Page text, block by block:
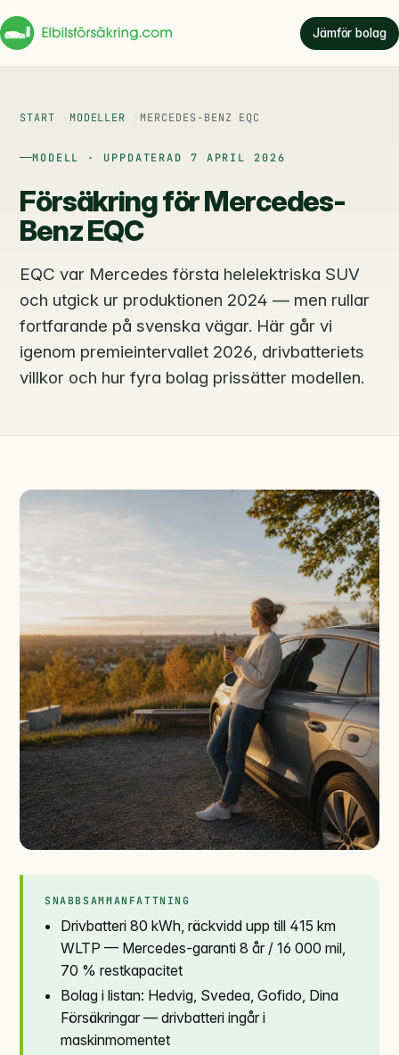
Jämför bolag
START MODELLER MERCEDES-BENZ EQC
MODELL · UPPDATERAD 7 APRIL 2026
Försäkring för Mercedes-
Benz EQC
EQC var Mercedes första helelektriska SUV
och utgick ur produktionen 2024 — men rullar
fortfarande på svenska vägar. Här går vi
igenom premieintervallet 2026, drivbatteriets
villkor och hur fyra bolag prissätter modellen.
SNABBSAMMANFATTNING
Drivbatteri 80 kWh, räckvidd upp till 415 km
WLTP — Mercedes-garanti 8 år / 16 000 mil,
70 % restkapacitet
Bolag i listan: Hedvig, Svedea, Gofido, Dina
Försäkringar — drivbatteri ingår i
maskinmomentet